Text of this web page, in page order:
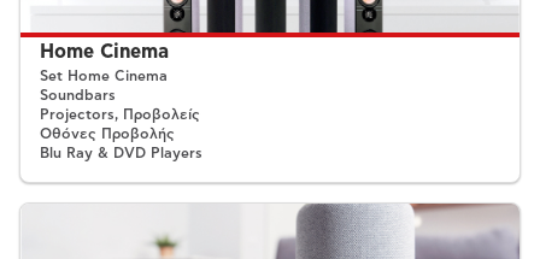
Home Cinema
Set Home Cinema
Soundbars
Projectors, Προβολείς
Οθόνες Προβολής
Blu Ray & DVD Players